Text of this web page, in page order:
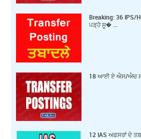
Breaking: 36 IPS/
ਪੜ੍ਹੋ ਸੂ� ...
18 ਆਈ ਏ ਐਸ/ਐਚ
12 IAS ਅਫ਼ਸਰਾਂ ਦੇ